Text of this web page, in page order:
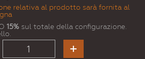
relativa al prodotto sarà fornita al
15% sul totale della configurazione.